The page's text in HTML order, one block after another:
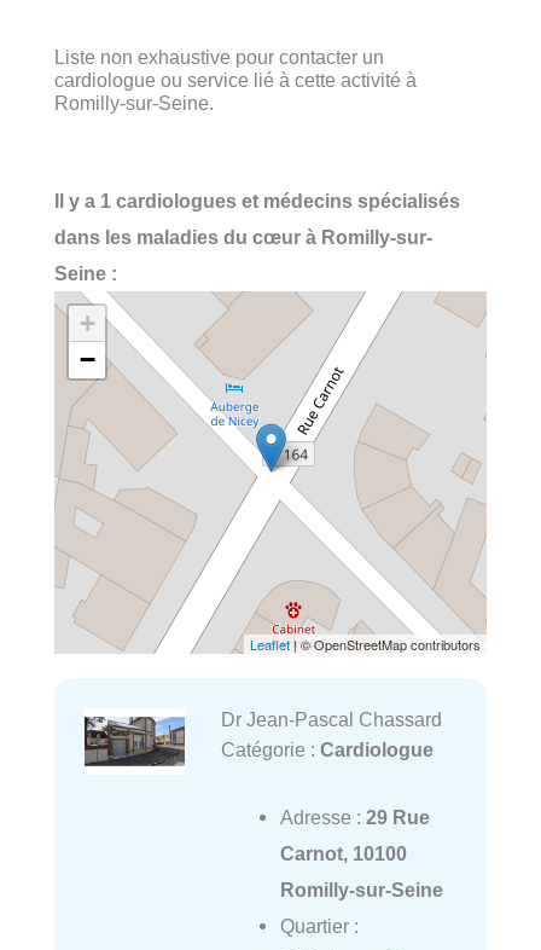
Liste non exhaustive pour contacter un
cardiologue ou service lié à cette activité à
Romilly-sur-Seine.
Il y a 1 cardiologues et médecins spécialisés
dans les maladies du cœur à Romilly-sur-
Seine :
+
−
Leaflet| © OpenStreetMap contributors
Dr Jean-Pascal Chassard
Catégorie : Cardiologue
Adresse : 29 Rue
Carnot, 10100
Romilly-sur-Seine
Quartier :